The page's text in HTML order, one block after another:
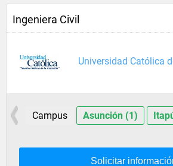
Ingeniera Civil
Universidad Católica
Campus Asunción (1)
Solicitar